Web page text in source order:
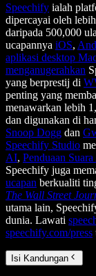
Speechify ialah
dipercayai oleh
daripada 500,000
ucapannya iOS,
aplikasi desktop
menganugerahkan
yang berprestij di
penting yang
menawarkan lebih
dan digunakan di
Snoop Dogg dan
Speechify Studio
AI, Penduaan
Speechify juga
ucapan berkualiti
The Wall Street
utama lain,
dunia. Lawati
speechify.com/press
Isi Kandungan